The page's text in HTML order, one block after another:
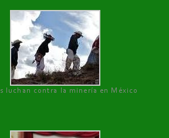
luchan contra la minería en México